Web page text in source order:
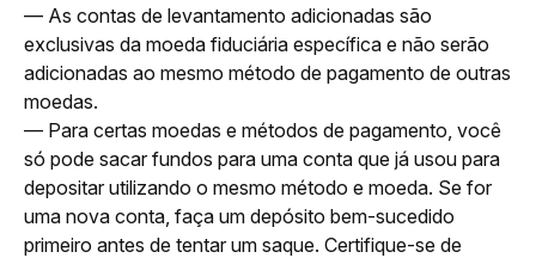
— As contas de levantamento adicionadas são
exclusivas da moeda fiduciária específica e não serão
adicionadas ao mesmo método de pagamento de outras
moedas.
— Para certas moedas e métodos de pagamento, você
só pode sacar fundos para uma conta que já usou para
depositar utilizando o mesmo método e moeda. Se for
uma nova conta, faça um depósito bem-sucedido
primeiro antes de tentar um saque. Certifique-se de